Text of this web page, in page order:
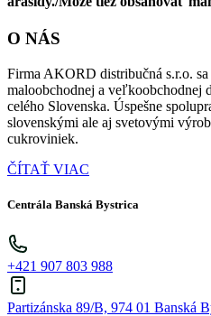
O NÁS
Firma AKORD distribučná s.r.o.
maloobchodnej a veľkoobchodnej
celého Slovenska. Úspešne
slovenskými ale aj svetovými
cukroviniek.
ČÍTAŤ VIAC
Centrála Banská Bystrica
+421 907 803 988
Partizánska 89/B, 974 01 Banská